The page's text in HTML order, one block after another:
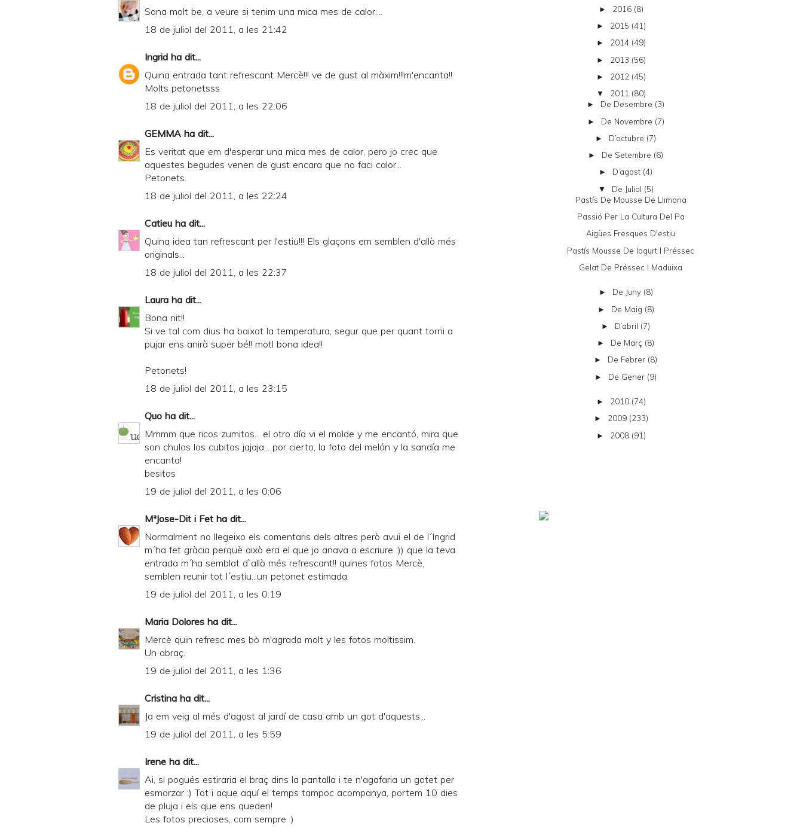
d
y
d
D
Sona molt be, a veure si tenim una mica mes de calor....
18 de juliol del 2011, a les 21:42
Ingrid ha dit...
Quina entrada tant refrescant Mercè!!! ve de gust al màxim!!!m'encanta!!
Molts petonetsss
18 de juliol del 2011, a les 22:06
GEMMA ha dit...
Es veritat que em d'esperar una mica mes de calor, pero jo crec que
aquestes begudes venen de gust encara que no faci calor...
Petonets.
18 de juliol del 2011, a les 22:24
Catieu ha dit...
Quina idea tan refrescant per l'estiu!!! Els glaçons em semblen d'allò més
originals...
18 de juliol del 2011, a les 22:37
Laura ha dit...
Bona nit!!
Si ve tal com dius ha baixat la temperatura, segur que per quant torni a
pujar ens anirà super bé!! motl bona idea!!
Petonets!
18 de juliol del 2011, a les 23:15
Quo ha dit...
Mmmm que ricos zumitos... el otro día vi el molde y me encantó, mira que
son chulos los cubitos jajaja... por cierto, la foto del melón y la sandía me
encanta!
besitos
19 de juliol del 2011, a les 0:06
MªJose-Dit i Fet ha dit...
Normalment no llegeixo els comentaris dels altres però avui el de l´Ingrid
m´ha fet gràcia perquè això era el que jo anava a escriure :)) que la teva
entrada m´ha semblat d`allò més refrescant!! quines fotos Mercè,
semblen reunir tot l´estiu...un petonet estimada
19 de juliol del 2011, a les 0:19
Maria Dolores ha dit...
Mercè quin refresc mes bò m'agrada molt y les fotos moltissim.
Un abraç.
19 de juliol del 2011, a les 1:36
Cristina ha dit...
Ja em veig al més d'agost al jardí de casa amb un got d'aquests...
19 de juliol del 2011, a les 5:59
Irene ha dit...
Ai, si pogués estiraria el braç dins la pantalla i te n'agafaria un gotet per
esmorzar :) Tot i aque aquí el temps tampoc acompanya, portem 10 dies
de pluja i els que ens queden!
Les fotos precioses, com sempre :)
► 2016 (8)
► 2015 (41)
► 2014 (49)
► 2013 (56)
► 2012 (45)
▼ 2011 (80)
► De Desembre (3)
► De Novembre (7)
► D’octubre (7)
► De Setembre (6)
► D’agost (4)
▼ De Juliol (5)
Pastís De Mousse De Llimona
Passió Per La Cultura Del Pa
Aigües Fresques D'estiu
Pastís Mousse De Iogurt I Préssec
Gelat De Préssec I Maduixa
► De Juny (8)
► De Maig (8)
► D’abril (7)
► De Març (8)
► De Febrer (8)
► De Gener (9)
► 2010 (74)
► 2009 (233)
► 2008 (91)